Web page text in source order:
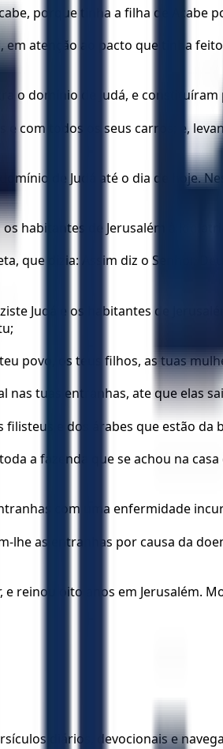
porque tinha a filha de
em atenção ao pacto que tinha
o domínio de Judá, e constituíram
e com todos os seus carros; e,
de Judá até o dia de hoje.
habitantes de Jerusalém à
que dizia: Assim diz o Senhor,
Judá e os habitantes de
povo, os teus filhos, as tuas
nas tuas entranhas, ate que elas
filisteus e dos árabes que estão da
toda a fazenda que se achou na
com uma enfermidade
lhe as entranhas por causa da
e reinou oito anos em Jerusalém.
diários, devocionais e